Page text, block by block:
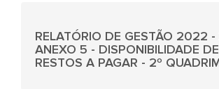
RELATÓRIO DE GESTÃO 2022
ANEXO 5 - DISPONIBILIDADE
RESTOS A PAGAR - 2º